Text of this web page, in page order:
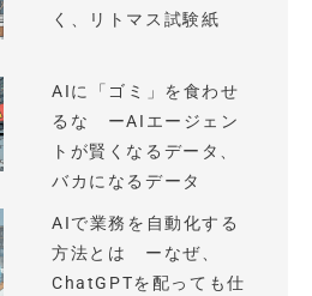
く、リトマス試験紙
AIに「ゴミ」を食わせ
るな ーAIエージェン
トが賢くなるデータ、
バカになるデータ
AIで業務を自動化する
方法とは ーなぜ、
ChatGPTを配っても仕